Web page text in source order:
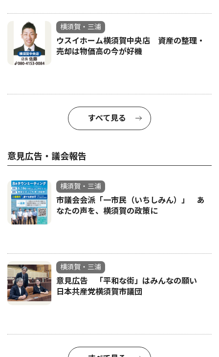
横須賀・三浦
ウスイホーム横須賀中央店 資産の整理・
売却は物価高の今が好機
すべて見る
意見広告・議会報告
横須賀・三浦
市議会会派「一市民（いちしみん）」 あ
なたの声を、横須賀の政策に
横須賀・三浦
意見広告 「平和な街」はみんなの願い
日本共産党横須賀市議団